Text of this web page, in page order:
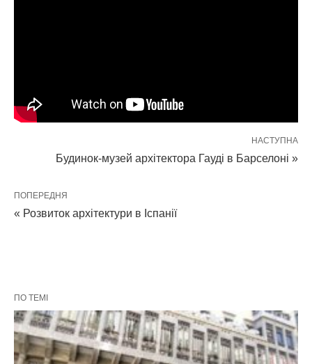
НАСТУПНА
Будинок-музей архітектора Гауді в Барселоні »
ПОПЕРЕДНЯ
« Розвиток архітектури в Іспанії
ПО ТЕМІ